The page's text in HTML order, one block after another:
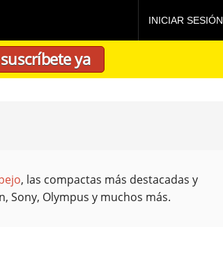
INICIAR SESIÓN
suscríbete ya
, las compactas más destacadas y
Sony, Olympus y muchos más.